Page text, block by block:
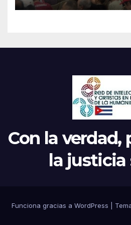
Movimientos en
Con la verdad,
la justicia
Funciona gracias a WordPress